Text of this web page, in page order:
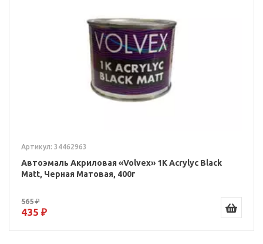
Артикул: 34462963
Автоэмаль Акриловая «Volvex» 1К Acrylyc Black
Matt, Черная Матовая, 400г
565 ₽
435 ₽